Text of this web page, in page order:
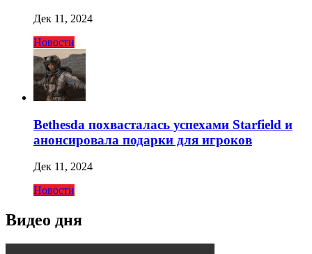
Дек 11, 2024
Новости
Bethesda похвасталась успехами Starfield и
анонсировала подарки для игроков
Дек 11, 2024
Новости
Видео дня